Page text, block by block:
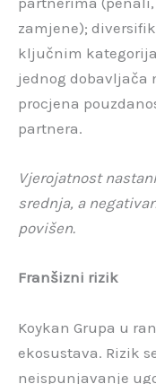
zamjene);
ključnim
jednog dobavljača
procjena
partnera.
Vjerojatnost
srednja, a
povišen.
Franšizni rizik
Koykan Grupa u
ekosustava. Rizik
neispunjavanje